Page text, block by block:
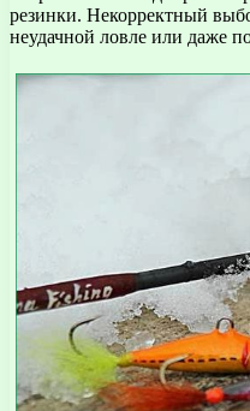
резинки. Некорректный
неудачной ловле или даже